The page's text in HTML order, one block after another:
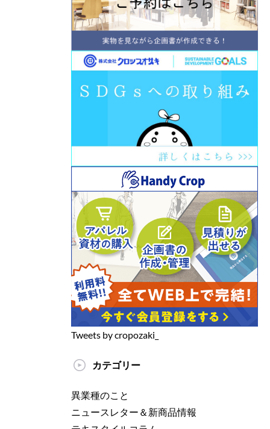
Tweets by cropozaki_
カテゴリー
異業種のこと
ニュースレター＆新商品情報